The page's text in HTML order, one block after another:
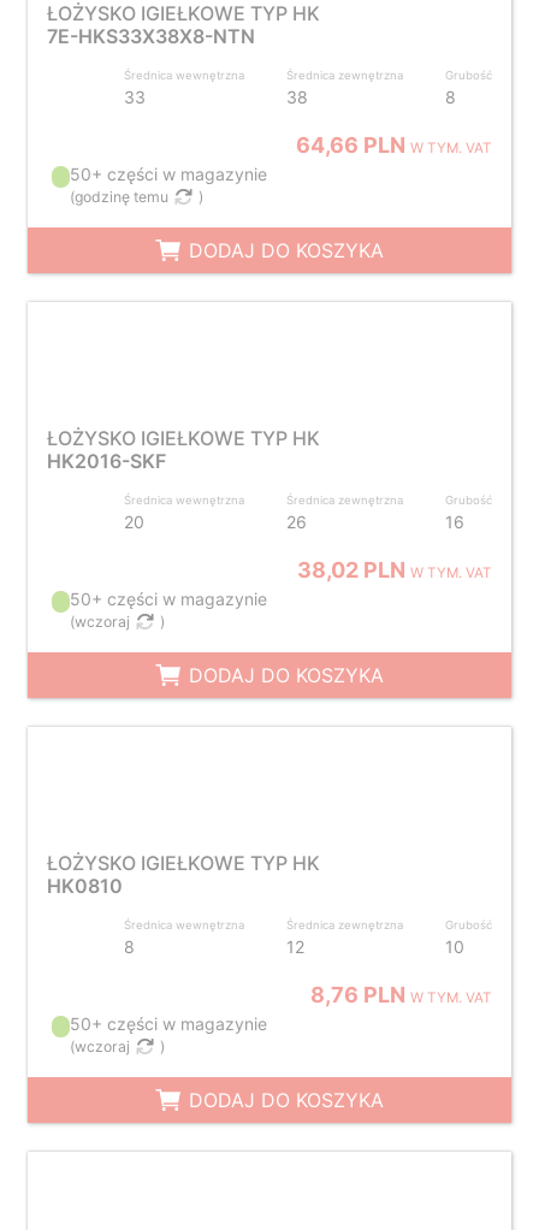
ŁOŻYSKO IGIEŁKOWE TYP HK
7E-HKS33X38X8-NTN
Średnica wewnętrzna
33
Średnica zewnętrzna
38
Grubość
8
64,66 PLNW TYM. VAT
50+ części w magazynie
(godzinę temu )
DODAJ DO KOSZYKA
ŁOŻYSKO IGIEŁKOWE TYP HK
HK2016-SKF
Średnica wewnętrzna
20
Średnica zewnętrzna
26
Grubość
16
38,02 PLNW TYM. VAT
50+ części w magazynie
(wczoraj )
DODAJ DO KOSZYKA
ŁOŻYSKO IGIEŁKOWE TYP HK
HK0810
Średnica wewnętrzna
8
Średnica zewnętrzna
12
Grubość
10
8,76 PLNW TYM. VAT
50+ części w magazynie
(wczoraj )
DODAJ DO KOSZYKA